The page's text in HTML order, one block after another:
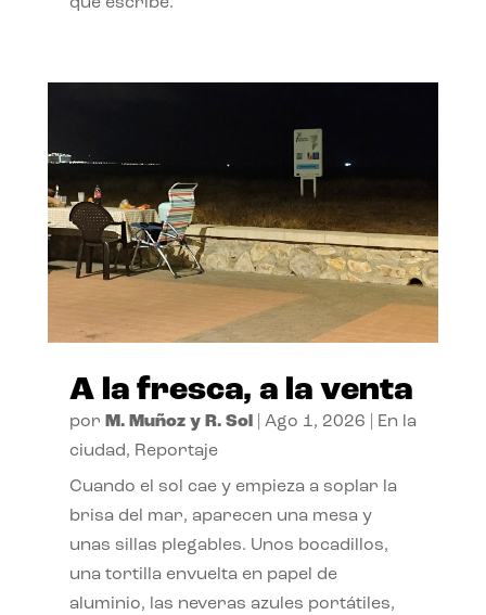
A la fresca, a la venta
por M. Muñoz y R. Sol| Ago 1, 2026
En la
ciudad, Reportaje
Cuando el sol cae y empieza a soplar la
brisa del mar, aparecen una mesa y
unas sillas plegables. Unos bocadillos,
una tortilla envuelta en papel de
aluminio, las neveras azules portátiles,